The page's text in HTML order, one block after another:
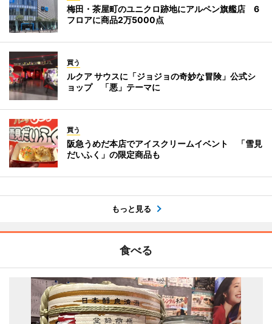
梅田・茶屋町のユニクロ跡地にアルペン旗艦店 6
フロアに商品2万5000点
買う
ルクア サウスに「ジョジョの奇妙な冒険」公式シ
ョップ 「悪」テーマに
買う
阪急うめだ本店でアイスクリームイベント 「雪見
だいふく」の限定商品も
もっと見る
食べる